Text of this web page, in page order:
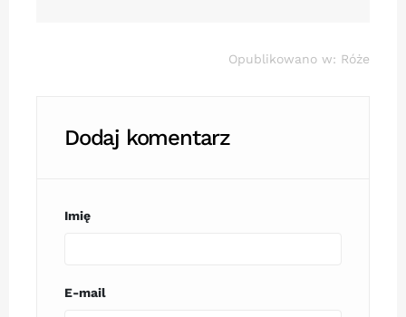
Opublikowano w: Róże
Dodaj komentarz
Imię
E-mail